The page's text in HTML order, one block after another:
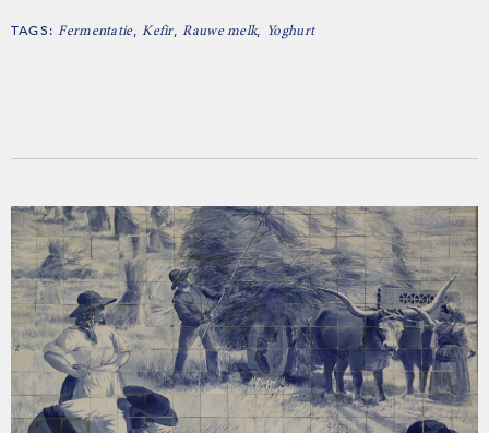
TAGS:Fermentatie,Kefir,Rauwe melk, Yoghurt